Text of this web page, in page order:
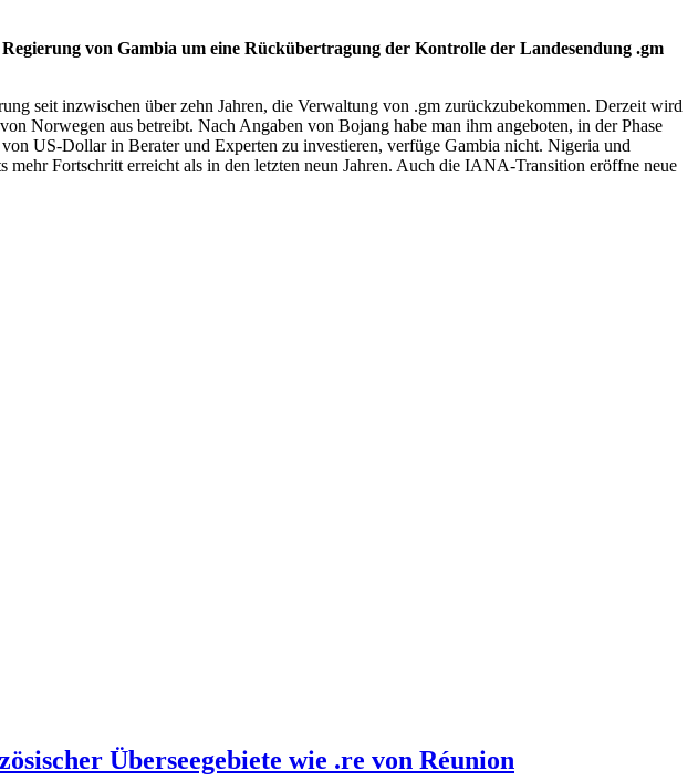
von Gambia um eine Rückübertragung der Kontrolle der Landesendung .gm
seit inzwischen über zehn Jahren, die Verwaltung von .gm zurückzubekommen. Derzeit wird
Norwegen aus betreibt. Nach Angaben von Bojang habe man ihm angeboten, in der Phase
US-Dollar in Berater und Experten zu investieren, verfüge Gambia nicht. Nigeria und
Fortschritt erreicht als in den letzten neun Jahren. Auch die IANA-Transition eröffne neue
Überseegebiete wie .re von Réunion